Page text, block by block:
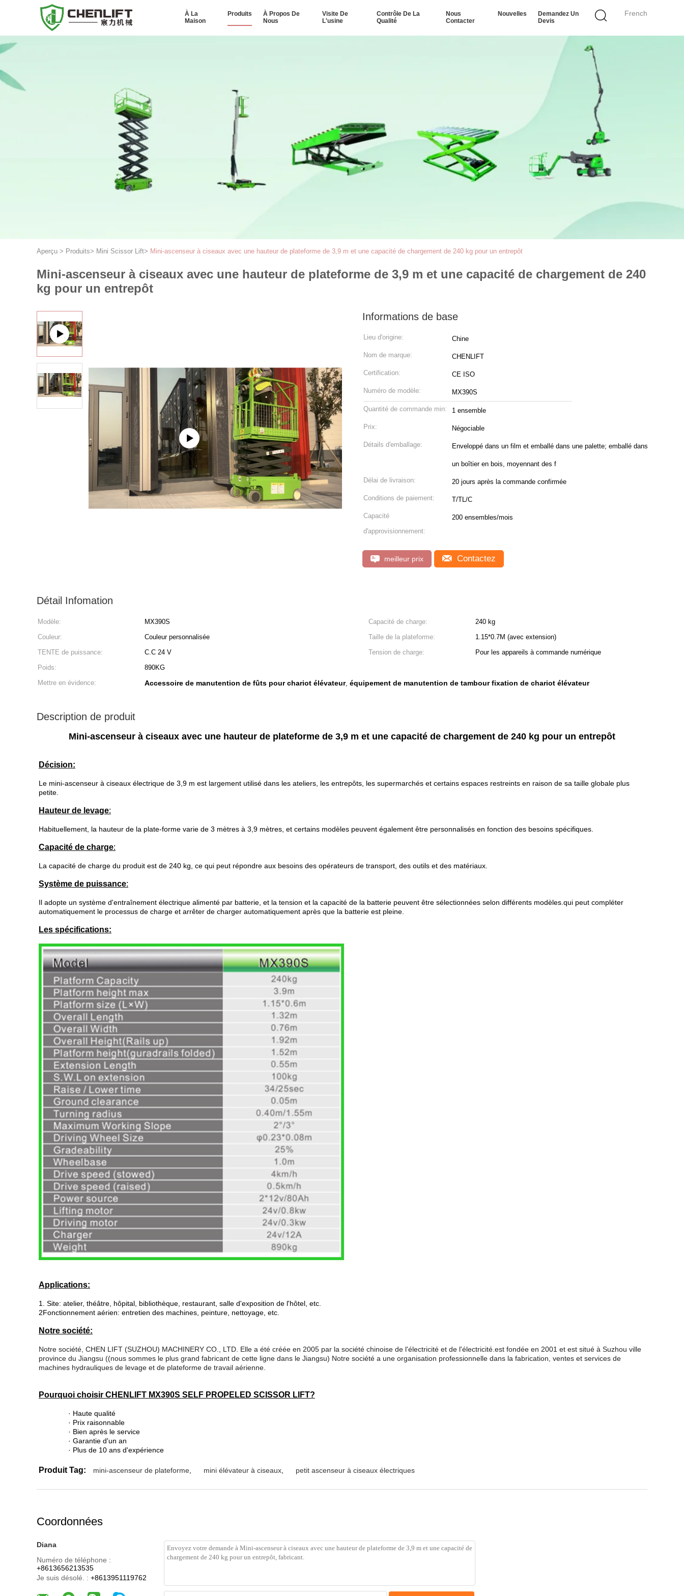
French
À La
Maison
Produits
À Propos De
Nous
Visite De
L'usine
Contrôle De La
Qualité
Nous
Contacter
Nouvelles
Demandez Un
Devis
Aperçu > Produits> Mini Scissor Lift> Mini-ascenseur à ciseaux avec une hauteur de plateforme de 3,9 m et une capacité de chargement de 240 kg pour un entrepôt
Mini-ascenseur à ciseaux avec une hauteur de plateforme de 3,9 m et une capacité de chargement de 240
kg pour un entrepôt
Informations de base
Lieu d'origine: Chine
Nom de marque: CHENLIFT
Certification: CE ISO
Numéro de modèle: MX390S
Quantité de commande min: 1 ensemble
Prix: Négociable
Détails d'emballage: Enveloppé dans un film et emballé dans une palette; emballé dans
un boîtier en bois, moyennant des f
Délai de livraison: 20 jours après la commande confirmée
Conditions de paiement: T/TL/C
Capacité
d'approvisionnement:
200 ensembles/mois
meilleur prix Contactez
Détail Infomation
Modèle: MX390S Capacité de charge:
240 kg
Couleur:
Couleur personnalisée Taille de la plateforme:
1.15*0.7M (avec extension)
TENTE de puissance:
C.C 24 V Tension de charge:
Pour les appareils à commande numérique
Poids:
890KG
Mettre en évidence:
Accessoire de manutention de fûts pour chariot élévateur, équipement de manutention de tambour fixation de chariot élévateur
Description de produit
Mini-ascenseur à ciseaux avec une hauteur de plateforme de 3,9 m et une capacité de chargement de 240 kg pour un entrepôt
Décision:
Le mini-ascenseur à ciseaux électrique de 3,9 m est largement utilisé dans les ateliers, les entrepôts, les supermarchés et certains espaces restreints en raison de sa taille globale plus
petite.
Hauteur de levage:
Habituellement, la hauteur de la plate-forme varie de 3 mètres à 3,9 mètres, et certains modèles peuvent également être personnalisés en fonction des besoins spécifiques.
Capacité de charge:
La capacité de charge du produit est de 240 kg, ce qui peut répondre aux besoins des opérateurs de transport, des outils et des matériaux.
Système de puissance:
Il adopte un système d'entraînement électrique alimenté par batterie, et la tension et la capacité de la batterie peuvent être sélectionnées selon différents modèles.qui peut compléter
automatiquement le processus de charge et arrêter de charger automatiquement après que la batterie est pleine
Les spécifications:
Applications:
1. Site: atelier, théâtre, hôpital, bibliothèque, restaurant, salle d'exposition de l'hôtel, etc.
2Fonctionnement aérien: entretien des machines, peinture, nettoyage, etc.
Notre société:
Notre société, CHEN LIFT (SUZHOU) MACHINERY CO., LTD. Elle a été créée en 2005 par la société chinoise de l'électricité et de l'électricité.est fondée en 2001 et est situé à Suzhou ville
province du Jiangsu ((nous sommes le plus grand fabricant de cette ligne dans le Jiangsu) Notre société a une organisation professionnelle dans la fabrication, ventes et services de
machines hydrauliques de levage et de plateforme de travail aérienne.
Pourquoi choisir CHENLIFT MX390S SELF PROPELED SCISSOR LIFT?
· Haute qualité
· Prix raisonnable
· Bien après le service
· Garantie d'un an
· Plus de 10 ans d'expérience
Produit Tag: mini-ascenseur de plateforme mini élévateur à ciseaux petit ascenseur à ciseaux électriques
Coordonnées
Diana
Numéro de téléphone :
+8613656213535
Je suis désolé. : +8613951119762